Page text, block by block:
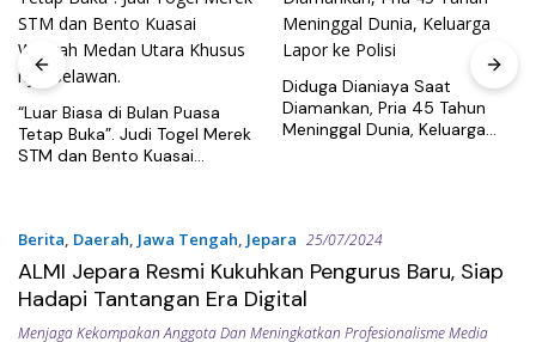
“Luar Biasa di Bulan Puasa
Tetap Buka”. Judi Togel Merek
STM dan Bento Kuasai
Diduga Dianiaya Saat
Diamankan, Pria 45 Tahun
Meninggal Dunia, Keluarga
Berita, Daerah, Jawa Tengah, Jepara 25/07/2024
ALMI Jepara Resmi Kukuhkan Pengurus Baru, Siap
Hadapi Tantangan Era Digital
Menjaga Kekompakan Anggota Dan Meningkatkan Profesionalisme Media